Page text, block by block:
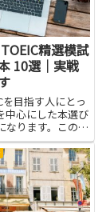
精選模試
10選｜実戦
を目指す人にとっ
中心にした本選び
なります。この記
の実戦演習を増や
う、初心者にも取
夫がされた参考書
な練習の質を高め
さしく紹...